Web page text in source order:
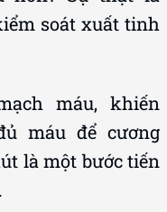
máu để cương
là một bước tiến